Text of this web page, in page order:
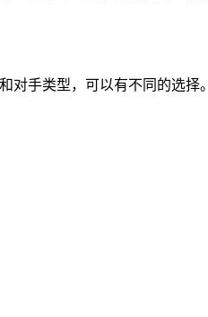
对手类型，可以有不同的选择。